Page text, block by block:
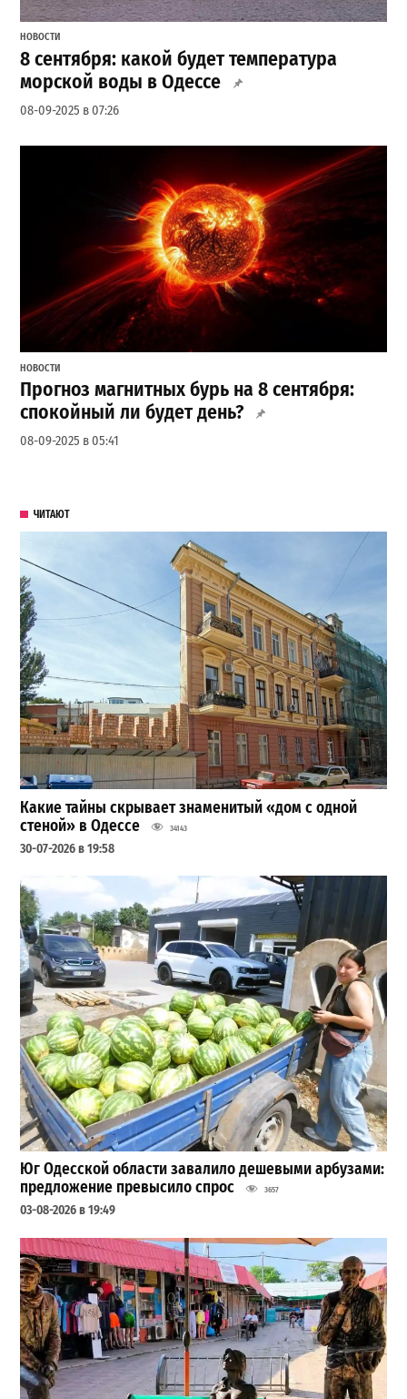
НОВОСТИ
8 сентября: какой будет температура
морской воды в Одессе
08-09-2025 в 07:26
НОВОСТИ
Прогноз магнитных бурь на 8 сентября:
спокойный ли будет день?
08-09-2025 в 05:41
ЧИТАЮТ
Какие тайны скрывает знаменитый «дом с одной
стеной» в Одессе
34143
30-07-2026 в 19:58
Юг Одесской области завалило дешевыми арбузами:
предложение превысило спрос
3657
03-08-2026 в 19:49